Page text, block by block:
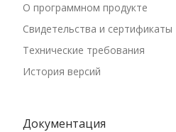
О программном продукте
Свидетельства и сертификаты
Технические требования
История версий
Документация